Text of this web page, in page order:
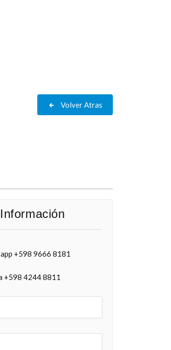
Volver Atras
+598 9666 8181
+598 4244 8811